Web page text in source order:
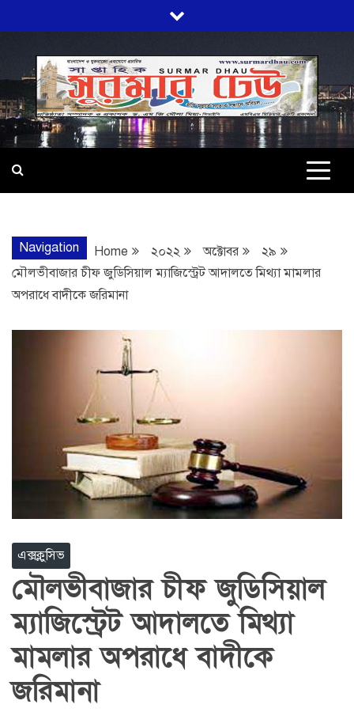
to
content
প্রতি মূহুর্তে সত্যের সন্ধানে অবিচল…
Navigation Home ২০২২ অক্টোবর
২৯
মৌলভীবাজার চীফ জুডিসিয়াল ম্যাজিস্ট্রেট আদালতে মিথ্যা মামলার
অপরাধে বাদীকে জরিমানা
এক্সক্লুসিভ
মৌলভীবাজার চীফ জুডিসিয়াল
ম্যাজিস্ট্রেট আদালতে মিথ্যা
মামলার অপরাধে বাদীকে
জরিমানা